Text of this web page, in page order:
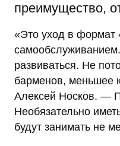
преимущество,
«Это уход в формат
развиваться. Не
барменов, меньшее
Алексей Носков. —
Необязательно
будут занимать не